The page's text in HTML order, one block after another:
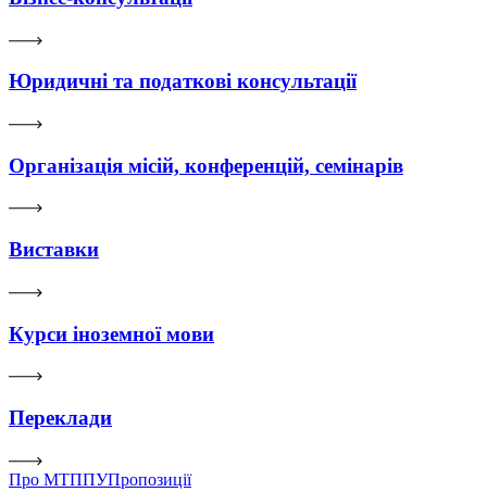
Юридичні та податкові консультації
Організація місій, конференцій, семінарів
Виставки
Курси іноземної мови
Переклади
Про МТППУПропозиції